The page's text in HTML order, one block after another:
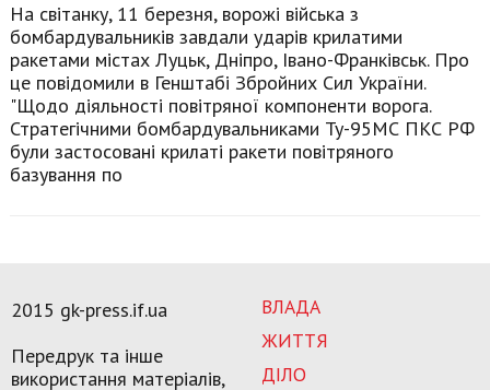
На світанку, 11 березня, ворожі війська з
бомбардувальників завдали ударів крилатими
ракетами містах Луцьк, Дніпро, Івано-Франківськ. Про
це повідомили в Генштабі Збройних Сил України.
"Щодо діяльності повітряної компоненти ворога.
Стратегічними бомбардувальниками Ту-95МС ПКС РФ
були застосовані крилаті ракети повітряного
базування по
ВЛАДА
ЖИТТЯ
ДІЛО
2015 gk-press.if.ua
Передрук та інше
використання матеріалів,